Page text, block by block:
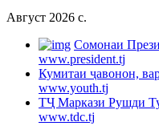
Август 2026 c.
Cомонаи
www.president.tj
Кумитаи ҷавонон,
www.youth.tj
ТҶ Маркази Рушди
www.tdc.tj